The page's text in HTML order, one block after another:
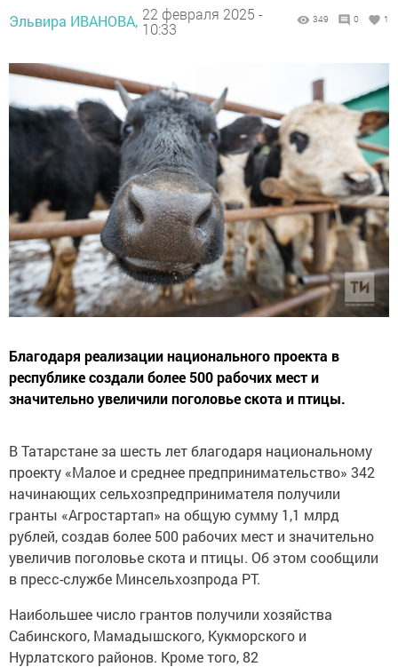
Эльвира ИВАНОВА, 22 февраля 2025 -
10:33
349 0 1
Благодаря реализации национального проекта в
республике создали более 500 рабочих мест и
значительно увеличили поголовье скота и птицы.
В Татарстане за шесть лет благодаря национальному
проекту «Малое и среднее предпринимательство» 342
начинающих сельхозпредпринимателя получили
гранты «Агростартап» на общую сумму 1,1 млрд
рублей, создав более 500 рабочих мест и значительно
увеличив поголовье скота и птицы. Об этом сообщили
в пресс-службе Минсельхозпрода РТ.
Наибольшее число грантов получили хозяйства
Сабинского, Мамадышского, Кукморского и
Нурлатского районов. Кроме того, 82